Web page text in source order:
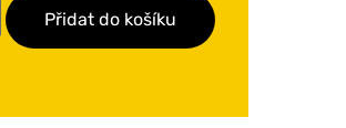
Přidat do košíku